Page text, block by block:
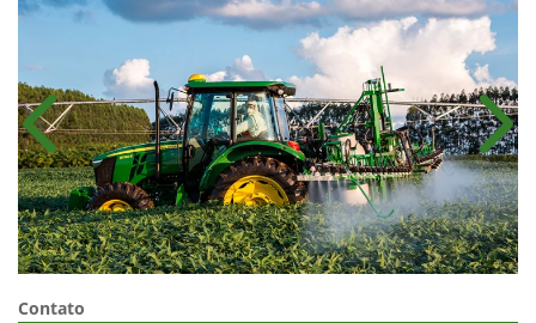
Anterior
Contato